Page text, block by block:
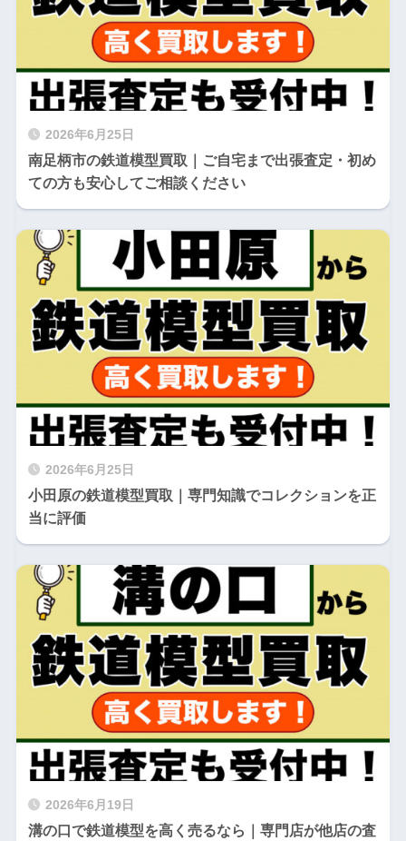
2026年6月25日
南足柄市の鉄道模型買取｜ご自宅まで出張査定・初め
ての方も安心してご相談ください
2026年6月25日
小田原の鉄道模型買取｜専門知識でコレクションを正
当に評価
2026年6月19日
溝の口で鉄道模型を高く売るなら｜専門店が他店の査